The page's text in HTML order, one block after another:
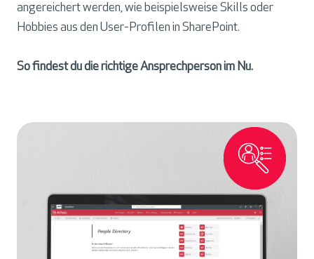
angereichert werden, wie beispielsweise Skills oder
Hobbies aus den User-Profilen in SharePoint.
So findest du die richtige Ansprechperson im Nu.